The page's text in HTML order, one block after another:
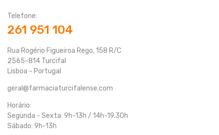
Telefone:
261 951 104
Rua Rogério Figueiroa Rego, 158 R/C
2565-814 Turcifal
Lisboa - Portugal
geral@farmaciaturcifalense.com
Horário:
Segunda - Sexta: 9h-13h / 14h-19.30h
Sábado: 9h-13h